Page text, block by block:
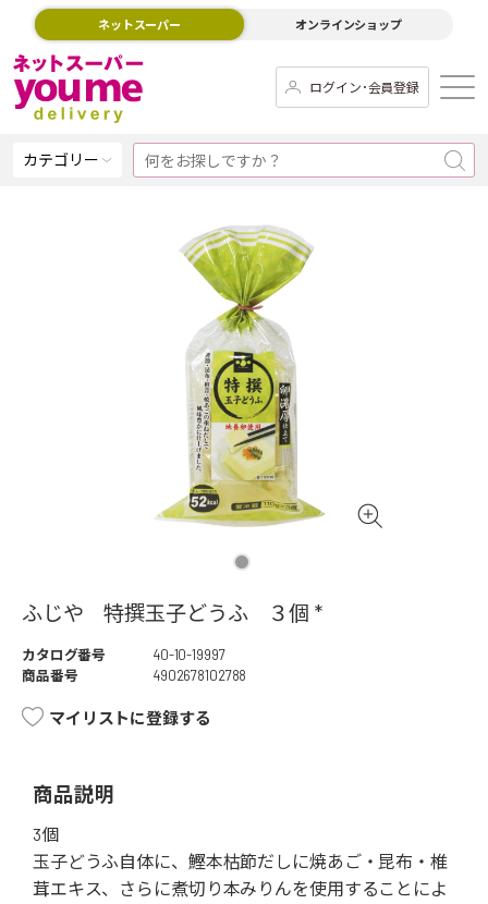
ネットスーパー オンラインショップ
ログイン･会員登録
カテゴリー
ふじや 特撰玉子どうふ ３個 *
カタログ番号
40-10-19997
商品番号
4902678102788
マイリストに登録する
商品説明
3個
玉子どうふ自体に、鰹本枯節だしに焼あご・昆布・椎
茸エキス、さらに煮切り本みりんを使用することによ